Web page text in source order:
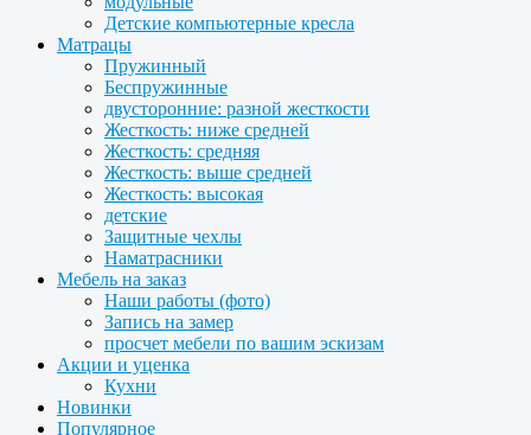
Детские компьютерные кресла
Матрацы
Пружинный
Беспружинные
двусторонние: разной жесткости
Жесткость: ниже средней
Жесткость: средняя
Жесткость: выше средней
Жесткость: высокая
детские
Защитные чехлы
Наматрасники
Мебель на заказ
Наши работы (фото)
Запись на замер
просчет мебели по вашим эскизам
Акции и уценка
Кухни
Новинки
Популярное